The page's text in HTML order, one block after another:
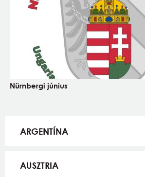
Nürnbergi június
Országok
ARGENTÍNA
AUSZTRIA